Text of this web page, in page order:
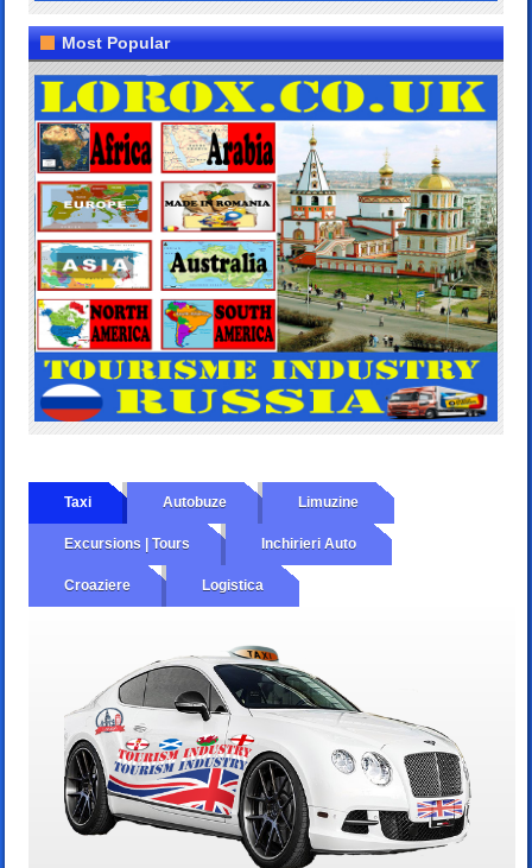
Most Popular
Taxi Autobuze Limuzine
Excursions | Tours Inchirieri Auto
Croaziere Logistica